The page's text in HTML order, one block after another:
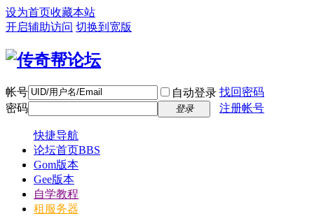
设为首页收藏本站
开启辅助访问 切换到宽版
帐号 自动登录 找回密码
密码
登录 注册帐号
快捷导航
论坛首页BBS
Gom版本
Gee版本
自学教程
租服务器